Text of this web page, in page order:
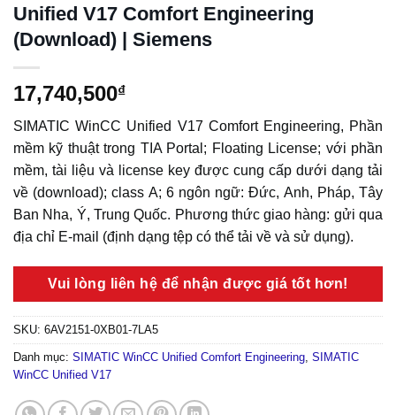
Unified V17 Comfort Engineering
(Download) | Siemens
17,740,500₫
SIMATIC WinCC Unified V17 Comfort Engineering, Phần
mềm kỹ thuật trong TIA Portal; Floating License; với phần
mềm, tài liệu và license key được cung cấp dưới dạng tải
về (download); class A; 6 ngôn ngữ: Đức, Anh, Pháp, Tây
Ban Nha, Ý, Trung Quốc. Phương thức giao hàng: gửi qua
địa chỉ E-mail (định dạng tệp có thể tải về và sử dụng).
Vui lòng liên hệ để nhận được giá tốt hơn!
SKU: 6AV2151-0XB01-7LA5
Danh mục: SIMATIC WinCC Unified Comfort Engineering SIMATIC
WinCC Unified V17